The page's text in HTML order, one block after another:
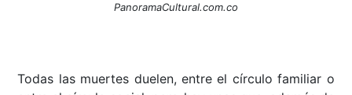
PanoramaCultural.com.co
Todas las muertes duelen, entre el círculo familiar o